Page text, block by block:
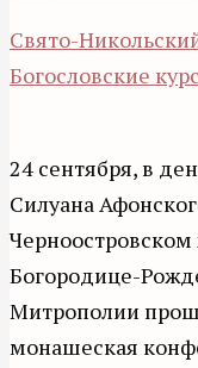
Свято-
Богословские
24 сентября, в
Силуана
Богородице-
Митрополии
монашеская